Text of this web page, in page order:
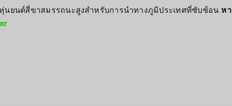
นยนต์สี่ขาสมรรถนะสูงสำหรับการนำทางภูมิประเทศที่ซับซ้อน ห